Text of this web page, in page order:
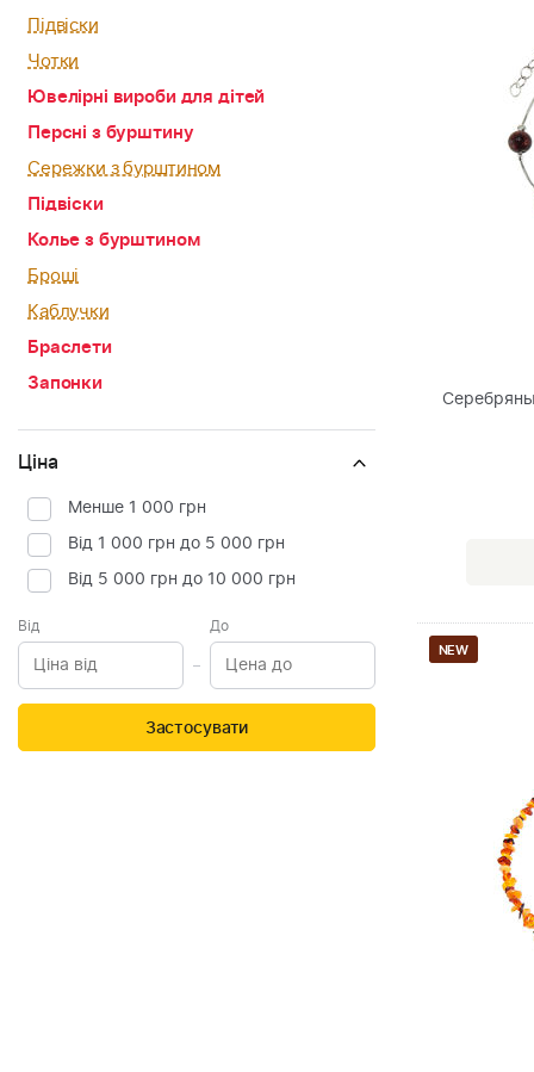
Підвіски
Чотки
Ювелірні вироби для дітей
Персні з бурштину
Сережки з бурштином
Підвіски
Колье з бурштином
Броші
Каблучки
Браслети
Запонки
Ціна
Менше 1 000 грн
Від 1 000 грн до 5 000 грн
Від 5 000 грн до 10 000 грн
Від До
Застосувати
NEW